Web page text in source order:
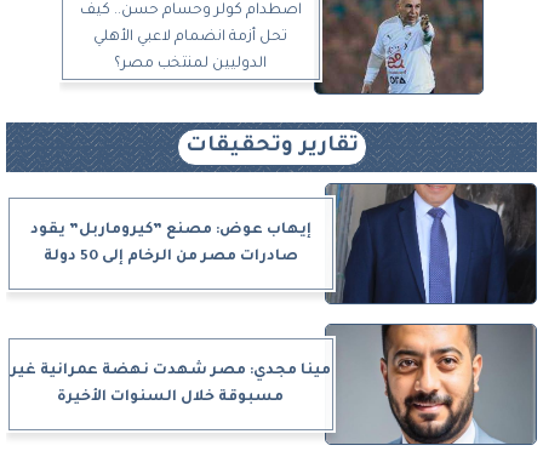
اصطدام كولر وحسام حسن.. كيف
تحل أزمة انضمام لاعبي الأهلي
الدوليين لمنتخب مصر؟
تقارير وتحقيقات
إيهاب عوض: مصنع ”كيروماربل” يقود
صادرات مصر من الرخام إلى 50 دولة
مينا مجدي: مصر شهدت نهضة عمرانية غير
مسبوقة خلال السنوات الأخيرة